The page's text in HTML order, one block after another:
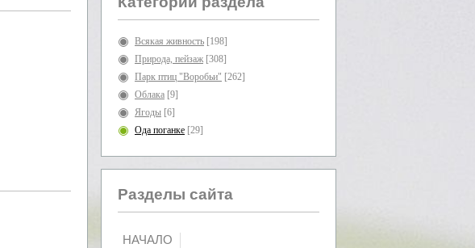
Всякая живность [198]
Природа, пейзаж [308]
Парк птиц "Воробьи" [262]
Облака [9]
Ягоды [6]
Ода поганке [29]
Разделы сайта
НАЧАЛО